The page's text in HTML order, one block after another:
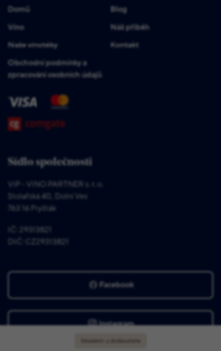
Skladem u dodavatele
Domů
Blog
Víno
Náš příběh
Naše vinotéky
Kontakt
Obchodní podmínky a
zpracování osobních údajů
Sídlo společnosti
ViP - VINO PARTNER s. r. o.
Stolařská 40, Dolní Ves
763 16 Fryšták
IČ: 29313821
DIČ: CZ29313821
Facebook
Instagram